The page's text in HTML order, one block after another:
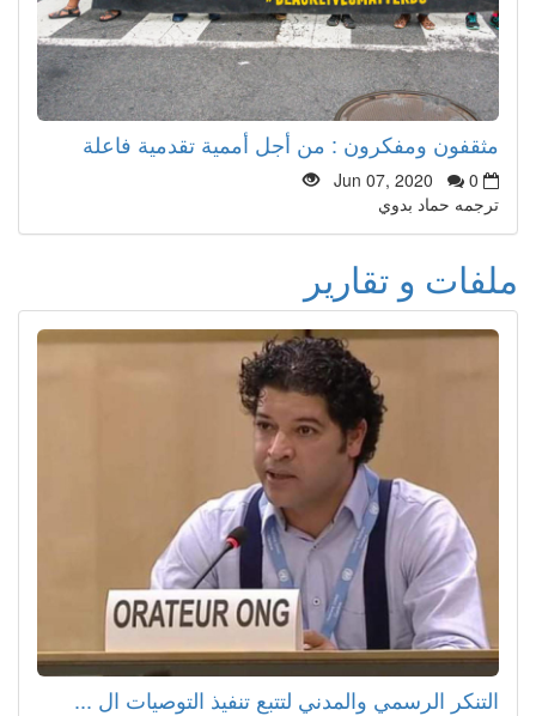
مثقفون ومفكرون : من أجل أممية تقدمية فاعلة
Jun 07, 2020
0
ترجمه حماد بدوي
ملفات و تقارير
التنكر الرسمي والمدني لتتبع تنفيذ التوصيات ال ...